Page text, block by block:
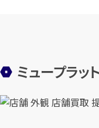
ミュープラ